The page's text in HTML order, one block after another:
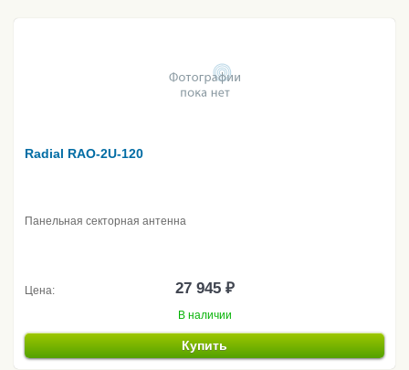
Radial RAO-2U-120
Панельная секторная антенна
Цена: 27 945 ₽
В наличии
Купить